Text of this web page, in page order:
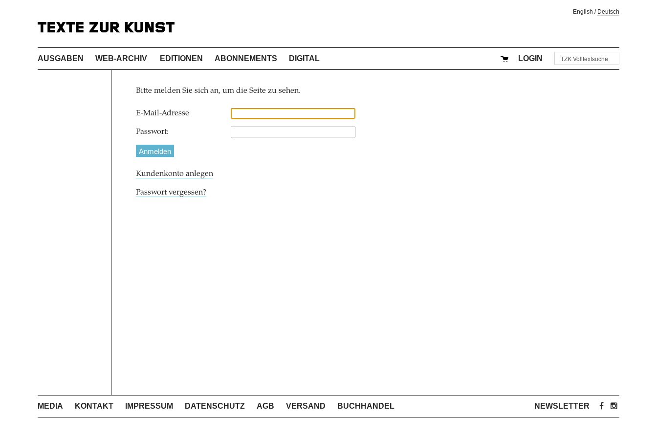
English / Deutsch
AUSGABEN WEB-ARCHIV EDITIONEN ABONNEMENTS DIGITAL LOGIN
Bitte melden Sie sich an, um die Seite zu sehen.
E-Mail-Adresse
Passwort:
Kundenkonto anlegen
Passwort vergessen?
MEDIA KONTAKT IMPRESSUM DATENSCHUTZ AGB VERSAND BUCHHANDEL NEWSLETTER